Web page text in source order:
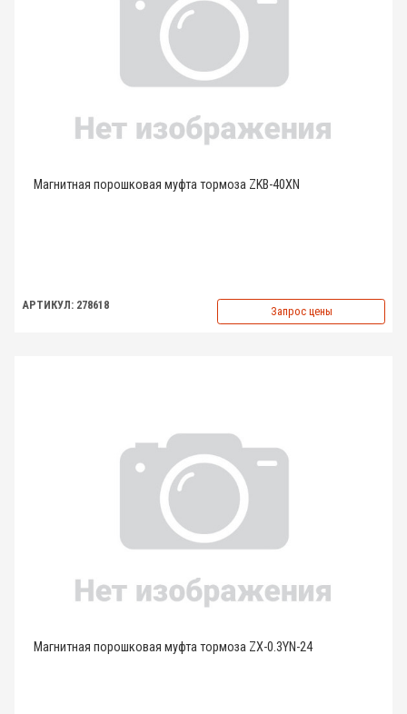
Магнитная порошковая муфта тормоза ZKB-40XN
АРТИКУЛ: 278618 Запрос цены
Магнитная порошковая муфта тормоза ZX-0.3YN-24